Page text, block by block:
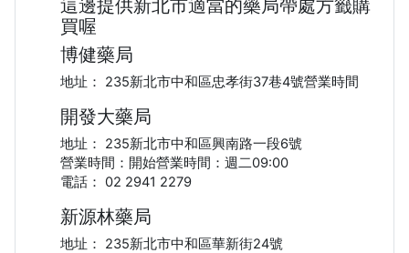
這邊提供新北市適當的藥局帶處方籤購
買喔
博健藥局
地址： 235新北市中和區忠孝街37巷4號營業時間
開發大藥局
地址： 235新北市中和區興南路一段6號
營業時間：開始營業時間：週二09:00
電話： 02 2941 2279
新源林藥局
地址： 235新北市中和區華新街24號